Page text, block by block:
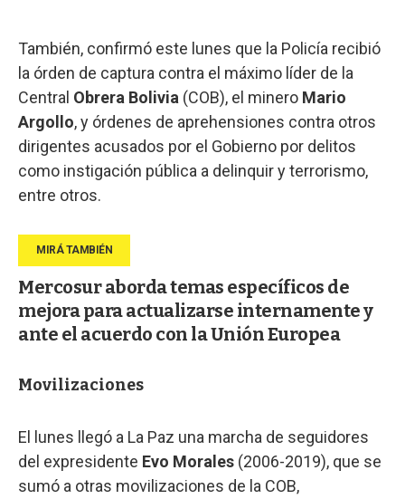
También, confirmó este lunes que la Policía recibió
la órden de captura contra el máximo líder de la
Central Obrera Bolivia (COB), el minero Mario
Argollo, y órdenes de aprehensiones contra otros
dirigentes acusados por el Gobierno por delitos
como instigación pública a delinquir y terrorismo,
entre otros.
Mercosur aborda temas específicos de
mejora para actualizarse internamente y
ante el acuerdo con la Unión Europea
Movilizaciones
El lunes llegó a La Paz una marcha de seguidores
del expresidente Evo Morales (2006-2019), que se
sumó a otras movilizaciones de la COB,